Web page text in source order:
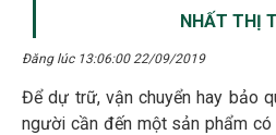
NHẤT THỊ
Đăng lúc 13:06:00 22/09/2019
Để dự trữ, vận chuyển hay bảo
người cần đến một sản phẩm